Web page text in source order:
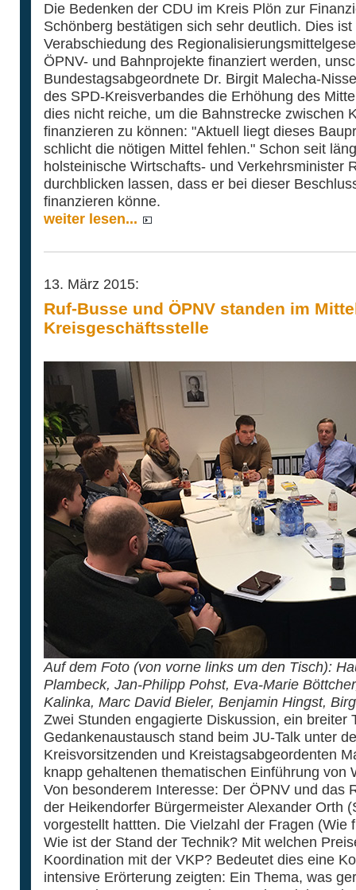
Die Bedenken der CDU im Kreis Plön zur
Schönberg bestätigen sich sehr deutlich. Dies
Verabschiedung des
ÖPNV- und Bahnprojekte finanziert werden,
Bundestagsabgeordnete Dr. Birgit Malecha-
des SPD-Kreisverbandes die Erhöhung des
dies nicht reiche, um die Bahnstrecke zwischen
finanzieren zu können: "Aktuell liegt dieses
schlicht die nötigen Mittel fehlen." Schon seit
holsteinische Wirtschafts- und Verkehrsminister
durchblicken lassen, dass er bei dieser
finanzieren könne.
weiter lesen...
13. März 2015:
Ruf-Busse und ÖPNV standen im
Kreisgeschäftsstelle
Auf dem Foto (von vorne links um den Tisch):
Plambeck, Jan-Philipp Pohst, Eva-Marie
Kalinka, Marc David Bieler, Benjamin Hingst,
Zwei Stunden engagierte Diskussion, ein breiter
Gedankenaustausch stand beim JU-Talk unter
Kreisvorsitzenden und Kreistagsabgeordenten
knapp gehaltenen thematischen Einführung von
Von besonderem Interesse: Der ÖPNV und das
der Heikendorfer Bürgermeister Alexander Orth
vorgestellt hattten. Die Vielzahl der Fragen (Wie
Wie ist der Stand der Technik? Mit welchen
Koordination mit der VKP? Bedeutet dies eine
intensive Erörterung zeigten: Ein Thema, was